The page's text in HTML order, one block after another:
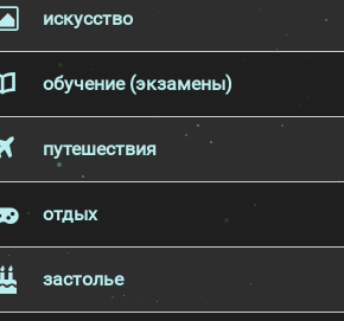
искусство
обучение (экзамены)
путешествия
отдых
застолье